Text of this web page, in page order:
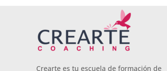
Crearte es tu escuela de formación de